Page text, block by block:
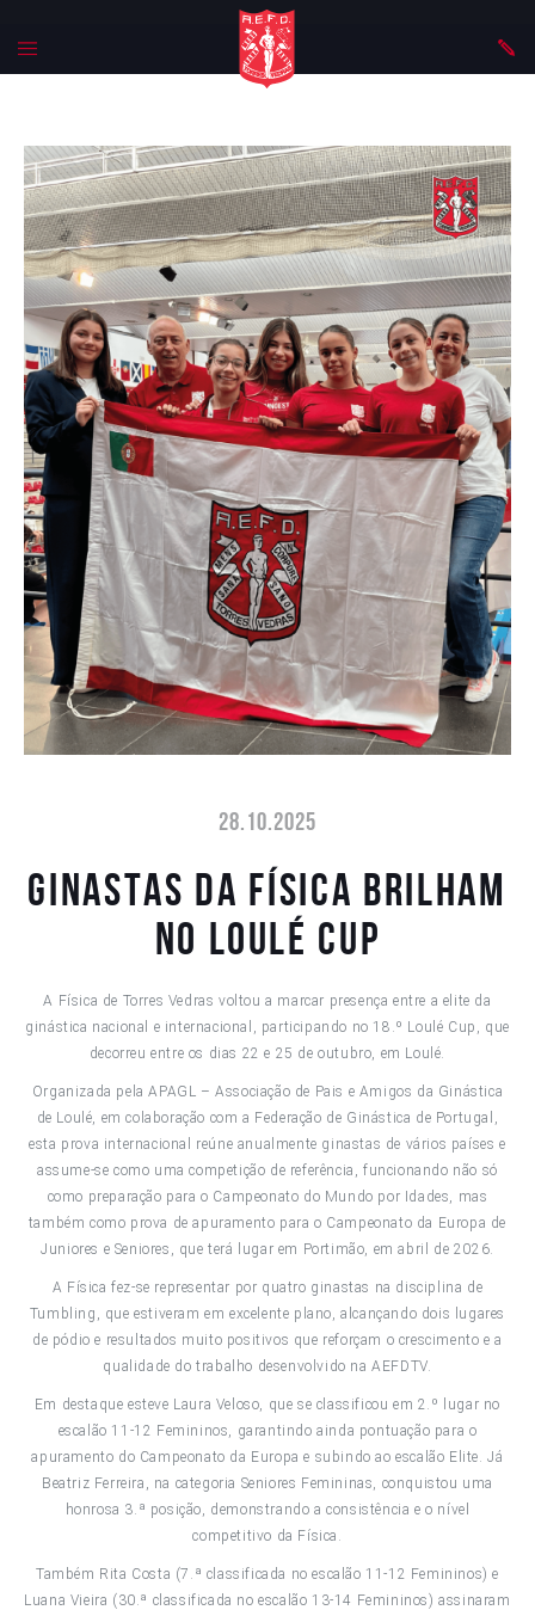
28.10.2025
Ginastas da Física brilham
no Loulé Cup
A Física de Torres Vedras voltou a marcar presença entre a elite da
ginástica nacional e internacional, participando no 18.º Loulé Cup, que
decorreu entre os dias 22 e 25 de outubro, em Loulé.
Organizada pela APAGL – Associação de Pais e Amigos da Ginástica
de Loulé, em colaboração com a Federação de Ginástica de Portugal,
esta prova internacional reúne anualmente ginastas de vários países e
assume-se como uma competição de referência, funcionando não só
como preparação para o Campeonato do Mundo por Idades, mas
também como prova de apuramento para o Campeonato da Europa de
Juniores e Seniores, que terá lugar em Portimão, em abril de 2026.
A Física fez-se representar por quatro ginastas na disciplina de
Tumbling, que estiveram em excelente plano, alcançando dois lugares
de pódio e resultados muito positivos que reforçam o crescimento e a
qualidade do trabalho desenvolvido na AEFDTV.
Em destaque esteve Laura Veloso, que se classificou em 2.º lugar no
escalão 11-12 Femininos, garantindo ainda pontuação para o
apuramento do Campeonato da Europa e subindo ao escalão Elite. Já
Beatriz Ferreira, na categoria Seniores Femininas, conquistou uma
honrosa 3.ª posição, demonstrando a consistência e o nível
competitivo da Física.
Também Rita Costa (7.ª classificada no escalão 11-12 Femininos) e
Luana Vieira (30.ª classificada no escalão 13-14 Femininos) assinaram